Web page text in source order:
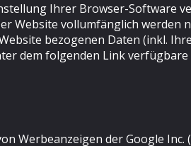
Ihrer Browser-Software
Website vollumfänglich
bezogenen Daten (inkl.
dem folgenden Link
Werbeanzeigen der Google Inc.